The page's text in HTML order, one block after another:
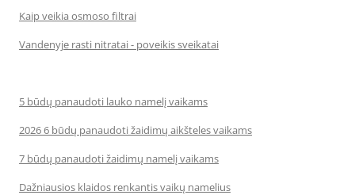
Kaip veikia osmoso filtrai
Vandenyje rasti nitratai - poveikis sveikatai
5 būdų panaudoti lauko namelį vaikams
2026 6 būdų panaudoti žaidimų aikšteles vaikams
7 būdų panaudoti žaidimų namelį vaikams
Dažniausios klaidos renkantis vaikų namelius